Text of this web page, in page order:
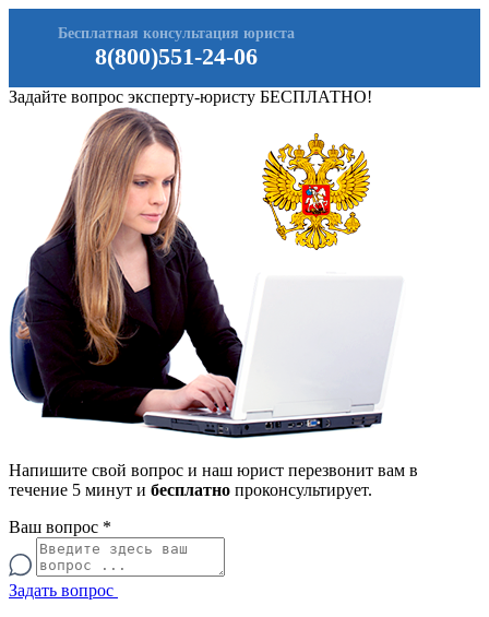
8(800)551-24-06
Бесплатная консультация юриста
Задайте вопрос эксперту-юристу БЕСПЛАТНО!
Напишите свой вопрос и наш юрист перезвонит вам в
течение 5 минут и бесплатно проконсультирует.
Ваш вопрос *
Задать вопрос